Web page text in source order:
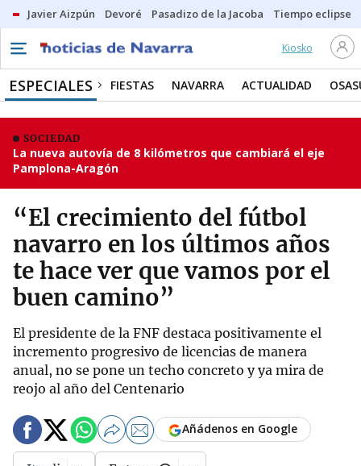
Javier Aizpún Devoré Pasadizo de la Jacoba Tiempo eclipse
Kiosko
ESPECIALES FIESTAS NAVARRA ACTUALIDAD
SOCIEDAD
La nueva autovía de 8 kilómetros que cambiará el eje
Pamplona-Aragón
“El crecimiento del fútbol
navarro en los últimos años
te hace ver que vamos por el
buen camino”
El presidente de la FNF destaca positivamente el
incremento progresivo de licencias de manera
anual, no se pone un techo concreto y ya mira de
reojo al año del Centenario
Añádenos en Google